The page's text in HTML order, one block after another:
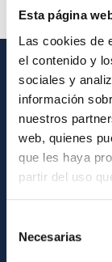
Esta página
Las cookies de
el contenido y
sociales y
información
nuestros
web, quienes
que les haya
partir del uso
Necesarias
GENERAL
Contact
How to get to
List of
Library
General register